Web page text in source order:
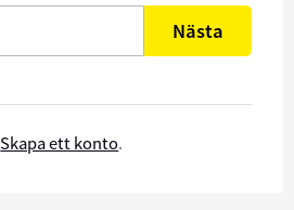
Nästa
Skapa ett konto.